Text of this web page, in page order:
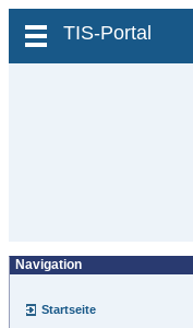
zum Inhalt wechseln
TIS-Portal
Navigation
Startseite